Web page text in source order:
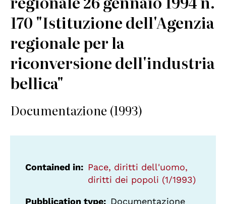
170 "Istituzione dell'Agenzia
regionale per la
riconversione dell'industria
bellica"
Documentazione (1993)
Contained in
Pace, diritti dell'uomo,
diritti dei popoli (1/1993)
Pubblication type Documentazione